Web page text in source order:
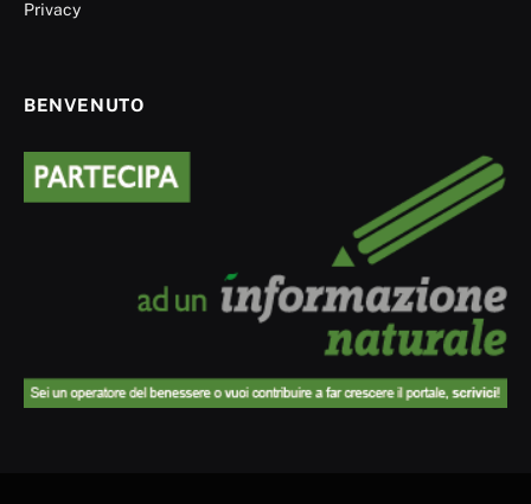
Privacy
BENVENUTO